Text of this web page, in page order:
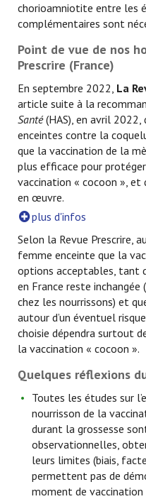
chorioamniotite entre les
complémentaires sont
Point de vue de nos
Prescrire (France)
En septembre 2022, La
article suite à la
Santé(HAS), en avril 2022,
enceintes contre la
que la vaccination de la
plus efficace pour
vaccination « cocoon »,
en œuvre.
plus d'infos
Selon la Revue Prescrire,
femme enceinte que la
options acceptables, tant
en France reste
chez les nourrissons) et
autour d’un éventuel
choisie dépendra surtout
la vaccination « cocoon ».
Quelques réflexions
Toutes les études sur
nourrisson de la
durant la grossesse
observationnelles,
leurs limites (biais,
permettent pas de
moment de